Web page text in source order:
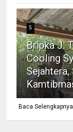
5
Bripka J.
Cooling
Sejahtera,
Baca Selengkapnya